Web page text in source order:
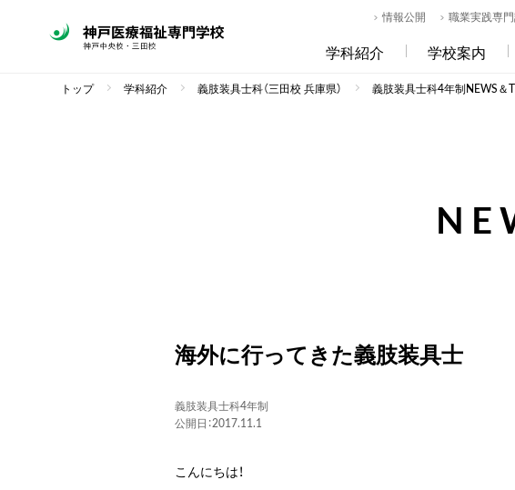
学科紹介 学校案内
情報公開 職業実践専
トップ 学科紹介 義肢装具士科（三田校 兵庫県） 義肢装具士科4年制NEWS＆
海外に行ってきた義肢装具士
義肢装具士科4年制
公開日：2017.11.1
こんにちは！